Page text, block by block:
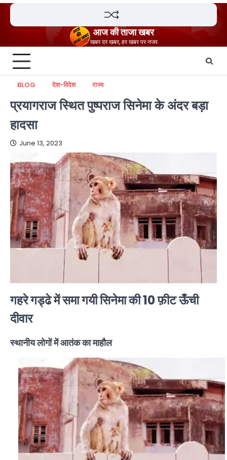
Skip
content
आज की ताजा खबर
खबर दर खबर, हर खबर पर नजर
BLOG देश-विदेश राज्य
प्रयागराज स्थित पुष्पराज सिनेमा के अंदर बड़ा
हादसा
June 13, 2023
गहरे गड्ढे में समा गयी सिनेमा की 10 फ़ीट ऊँची
दीवार
स्थानीय लोगों में आतंक का माहौल